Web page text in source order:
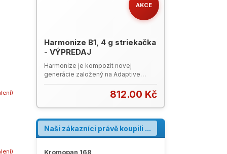
AKCE
Harmonize B1, 4 g striekačka
- VÝPREDAJ
Harmonize je kompozit novej
generácie založený na Adaptive
Reakčná technológia), ide o štruktúru
nanočastíc v plnive, ktoré umožňujú
dosiahnutie prirodzenej estetiky
kompozitných výplní jednoduchšie
ako kedykoľvek predtým. ART
umožňuje lepšie spojenie s okolitým
štrukturálnej integrite sa budú výplne
812.00 Kč
Naši zákazníci právě koupili ...
Kromopan 168